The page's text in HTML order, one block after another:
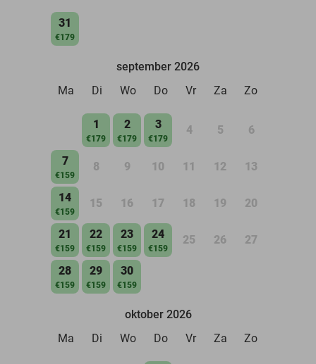
31
€179
september 2026
Ma
Di Wo Do Vr Za Zo
1
€179
2
€179
3
€179
4 5 6
7
€159
8 9 10 11 12 13
14
€159
15 16 17 18 19 20
21
€159
22
€159
23
€159
24
€159
25 26 27
28
€159
29
€159
30
€159
oktober 2026
Ma
Di Wo Do Vr Za Zo